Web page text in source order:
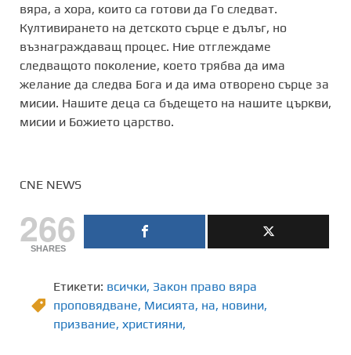
вяра, а хора, които са готови да Го следват.
Култивирането на детското сърце е дълъг, но
възнаграждаващ процес. Ние отглеждаме
следващото поколение, което трябва да има
желание да следва Бога и да има отворено сърце за
мисии. Нашите деца са бъдещето на нашите църкви,
мисии и Божието царство.
CNE NEWS
266
SHARES
Етикети: всички, Закон право вяра
проповядване, Мисията, на, новини,
призвание, християни,